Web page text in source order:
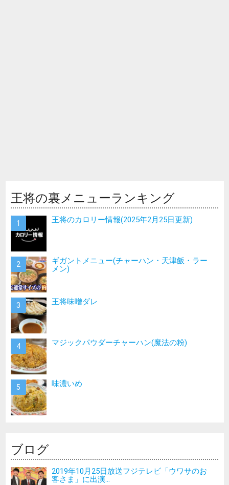
王将の裏メニューランキング
王将のカロリー情報(2025年2月25日更新)
ギガントメニュー(チャーハン・天津飯・ラー
メン)
王将味噌ダレ
マジックパウダーチャーハン(魔法の粉)
味濃いめ
ブログ
2019年10月25日放送フジテレビ「ウワサのお
客さま」に出演...